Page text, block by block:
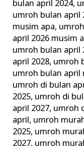
bulan april 2024,
umroh bulan april
musim apa,
april 2026 musim
umroh bulan april
april 2028, umroh
umroh bulan april
umroh di bulan
2025, umroh di
april 2027, umroh
april, umroh
2025, umroh